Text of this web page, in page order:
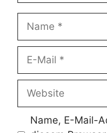
Mail
Name, E-Mail-